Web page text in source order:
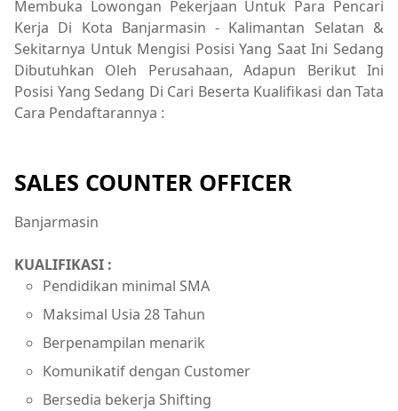
Membuka Lowongan Pekerjaan Untuk Para Pencari
Kerja Di Kota Banjarmasin - Kalimantan Selatan &
Sekitarnya Untuk Mengisi Posisi Yang Saat Ini Sedang
Dibutuhkan Oleh Perusahaan, Adapun Berikut Ini
Posisi Yang Sedang Di Cari Beserta Kualifikasi dan Tata
Cara Pendaftarannya :
SALES COUNTER OFFICER
Banjarmasin
KUALIFIKASI :
Pendidikan minimal SMA
Maksimal Usia 28 Tahun
Berpenampilan menarik
Komunikatif dengan Customer
Bersedia bekerja Shifting